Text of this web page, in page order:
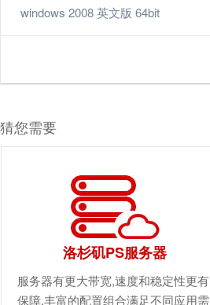
windows 2008 英文版 64bit
猜您需要
洛杉矶PS服务器
服务器有更大带宽,速度和稳定性更有
保障,丰富的配置组合满足不同应用需